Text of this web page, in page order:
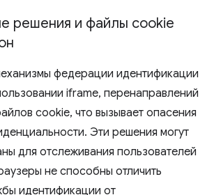
решения и файлы cookie
федерации идентификации
iframe, перенаправлений
cookie, что вызывает опасения
Эти решения могут
для отслеживания пользователей
не способны отличить
идентификации от